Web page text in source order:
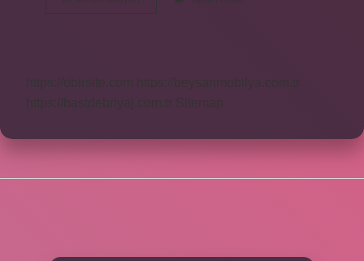
Kickboks
https://obirsite.com
https://beysanmobilya.com.tr
https://bastdebriyaj.com.tr Sitemap